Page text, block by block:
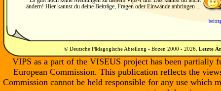
ändern! Hier kannst du deine Beiträge, Fragen oder Einwände anbringen ...
© Deutsche Pädagogische Abteilung - Bozen 2000 - 2026 Letzte
VIPS as a part of the VISEUS project has been partially
European Commission. This publication reflects the
Commission cannot be held responsible for any use which